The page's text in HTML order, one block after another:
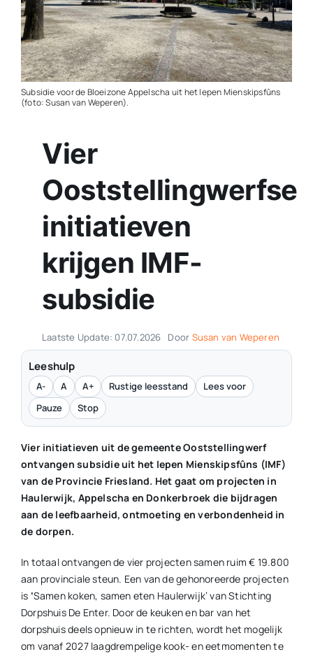
Contact
Plaats je eigen nieuws
Subsidie voor de Bloeizone Appelscha uit het Iepen Mienskipsfûns
(foto: Susan van Weperen).
Vier
Ooststellingwerfse
initiatieven
krijgen IMF-
subsidie
Laatste Update: 07.07.2026 Door Susan van Weperen
Leeshulp
A- A A+ Rustige leesstand
Lees voor
Pauze
Stop
Vier initiatieven uit de gemeente Ooststellingwerf
ontvangen subsidie uit het Iepen Mienskipsfûns (IMF)
van de Provincie Friesland. Het gaat om projecten in
Haulerwijk, Appelscha en Donkerbroek die bijdragen
aan de leefbaarheid, ontmoeting en verbondenheid in
de dorpen.
In totaal ontvangen de vier projecten samen ruim € 19.800
aan provinciale steun. Een van de gehonoreerde projecten
is ‘Samen koken, samen eten Haulerwijk’ van Stichting
Dorpshuis De Enter. Door de keuken en bar van het
dorpshuis deels opnieuw in te richten, wordt het mogelijk
om vanaf 2027 laagdrempelige kook- en eetmomenten te